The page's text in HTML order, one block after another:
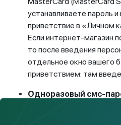
устанавливаете пароль
приветствие в «Личном
Если интернет-магазин
то после введения
отдельное окно вашего
приветствием: там
Одноразовый смс-
сообщение с цифровым